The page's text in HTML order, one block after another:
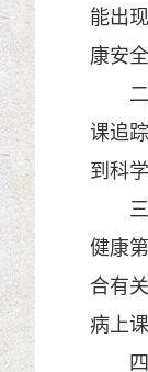
能出
康安全
二是
课追
到科
三是
健康
合有
病上
四是